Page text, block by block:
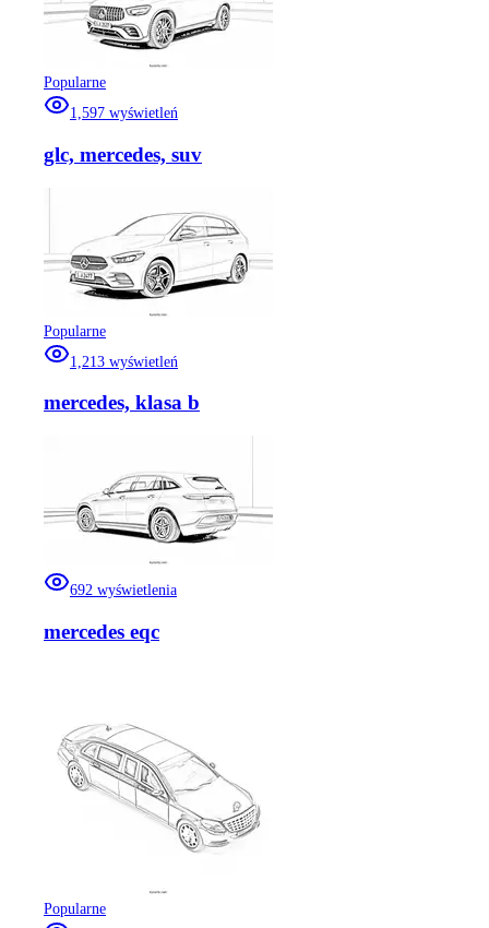
Popularne
1,597 wyświetleń
glc, mercedes, suv
Popularne
1,213 wyświetleń
mercedes, klasa b
692 wyświetlenia
mercedes eqc
Popularne